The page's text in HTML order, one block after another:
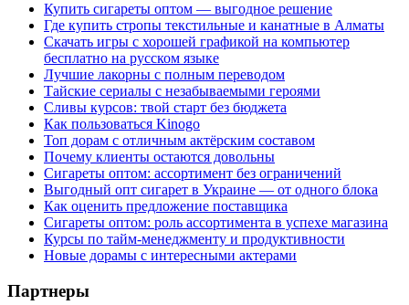
Купить сигареты оптом — выгодное решение
Где купить стропы текстильные и канатные в Алматы
Скачать игры с хорошей графикой на компьютер
бесплатно на русском языке
Лучшие лакорны с полным переводом
Тайские сериалы с незабываемыми героями
Сливы курсов: твой старт без бюджета
Как пользоваться Kinogo
Топ дорам с отличным актёрским составом
Почему клиенты остаются довольны
Сигареты оптом: ассортимент без ограничений
Выгодный опт сигарет в Украине — от одного блока
Как оценить предложение поставщика
Сигареты оптом: роль ассортимента в успехе магазина
Курсы по тайм-менеджменту и продуктивности
Новые дорамы с интересными актерами
Партнеры